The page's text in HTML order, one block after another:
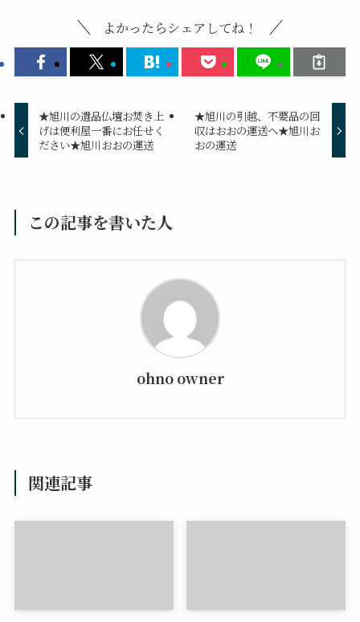
よかったらシェアしてね！
★旭川の遺品仏壇お焚き上
げは便利屋一番にお任せく
ださい★旭川おおの運送
★旭川の引越、不要品の回
収はおおの運送へ★旭川お
おの運送
この記事を書いた人
ohno owner
関連記事